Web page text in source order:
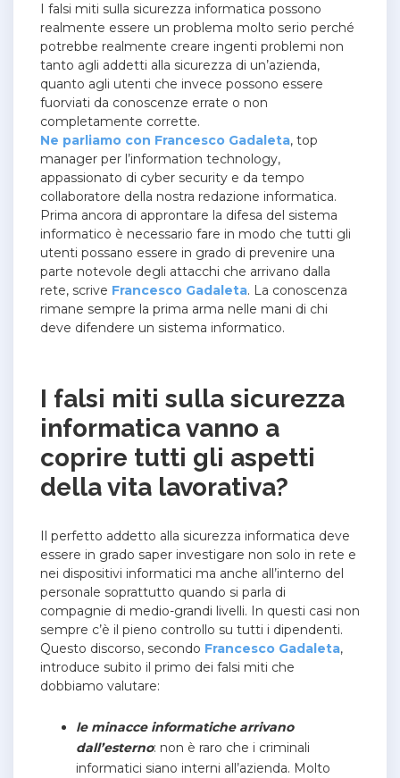
I falsi miti sulla sicurezza informatica possono
realmente essere un problema molto serio perché
potrebbe realmente creare ingenti problemi non
tanto agli addetti alla sicurezza di un’azienda,
quanto agli utenti che invece possono essere
fuorviati da conoscenze errate o non
completamente corrette.
Ne parliamo con Francesco Gadaleta, top
manager per l’information technology,
appassionato di cyber security e da tempo
collaboratore della nostra redazione informatica.
Prima ancora di approntare la difesa del sistema
informatico è necessario fare in modo che tutti gli
utenti possano essere in grado di prevenire una
parte notevole degli attacchi che arrivano dalla
rete, scrive Francesco Gadaleta. La conoscenza
rimane sempre la prima arma nelle mani di chi
deve difendere un sistema informatico.
I falsi miti sulla sicurezza
informatica vanno a
coprire tutti gli aspetti
della vita lavorativa?
Il perfetto addetto alla sicurezza informatica deve
essere in grado saper investigare non solo in rete e
nei dispositivi informatici ma anche all’interno del
personale soprattutto quando si parla di
compagnie di medio-grandi livelli. In questi casi non
sempre c’è il pieno controllo su tutti i dipendenti.
Questo discorso, secondo Francesco Gadaleta,
introduce subito il primo dei falsi miti che
dobbiamo valutare:
le minacce informatiche arrivano
dall’esterno: non è raro che i criminali
informatici siano interni all’azienda. Molto